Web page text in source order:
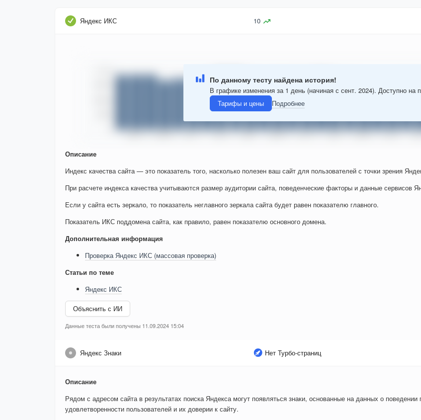
Яндекс ИКС 10
По данному тесту найдена история!
В графике изменения за 1 день (начиная с сент. 2024). Доступно на
Тарифы и цены
Подробнее
Описание
Индекс качества сайта — это показатель того, насколько полезен ваш сайт для пользователей с точки зрения
При расчете индекса качества учитываются размер аудитории сайта, поведенческие факторы и данные сервисов
Если у сайта есть зеркало, то показатель неглавного зеркала сайта будет равен показателю главного.
Показатель ИКС поддомена сайта, как правило, равен показателю основного домена.
Дополнительная информация
Проверка Яндекс ИКС (массовая проверка)
Статьи по теме
Яндекс ИКС
Объяснить с ИИ
Данные теста были получены 11.09.2024 15:04
Яндекс Знаки Нет Турбо-страниц
Описание
Рядом с адресом сайта в результатах поиска Яндекса могут появляться знаки, основанные на данных о поведении
удовлетворенности пользователей и их доверии к сайту.